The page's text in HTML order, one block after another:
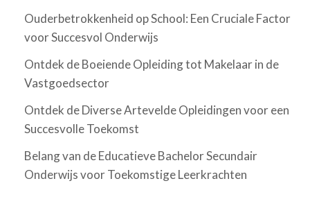
Ouderbetrokkenheid op School: Een Cruciale Factor
voor Succesvol Onderwijs
Ontdek de Boeiende Opleiding tot Makelaar in de
Vastgoedsector
Ontdek de Diverse Artevelde Opleidingen voor een
Succesvolle Toekomst
Belang van de Educatieve Bachelor Secundair
Onderwijs voor Toekomstige Leerkrachten